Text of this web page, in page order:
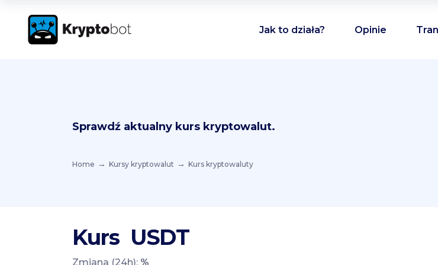
Jak to działa? Opinie
Sprawdź aktualny kurs kryptowalut.
Home Kursy kryptowalut Kurs kryptowaluty
Kurs USDT
Zmiana (24h): %